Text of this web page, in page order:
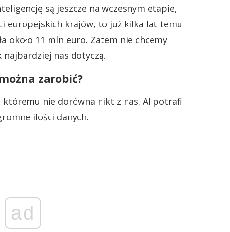
są jeszcze na wczesnym etapie,
europejskich krajów, to już kilka lat temu
około 11 mln euro. Zatem nie chcemy
nas dotyczą.
zarobić?
nie dorówna nikt z nas. AI potrafi
ilości danych.
ad